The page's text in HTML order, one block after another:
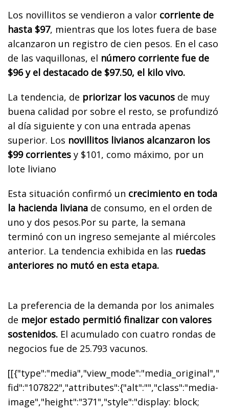
Los novillitos se vendieron a valor corriente de
hasta $97, mientras que los lotes fuera de base
alcanzaron un registro de cien pesos. En el caso
de las vaquillonas, el número corriente fue de
$96 y el destacado de $97.50, el kilo vivo.
La tendencia, de priorizar los vacunos de muy
buena calidad por sobre el resto, se profundizó
al día siguiente y con una entrada apenas
superior. Los novillitos livianos alcanzaron los
$99 corrientes y $101, como máximo, por un
lote liviano
Esta situación confirmó un crecimiento en toda
la hacienda liviana de consumo, en el orden de
uno y dos pesos.Por su parte, la semana
terminó con un ingreso semejante al miércoles
anterior. La tendencia exhibida en las ruedas
anteriores no mutó en esta etapa.
La preferencia de la demanda por los animales
de mejor estado permitió finalizar con valores
sostenidos. El acumulado con cuatro rondas de
negocios fue de 25.793 vacunos.
[[{"type":"media","view_mode":"media_original","
fid":"107822","attributes":{"alt":"","class":"media-
image","height":"371","style":"display: block;